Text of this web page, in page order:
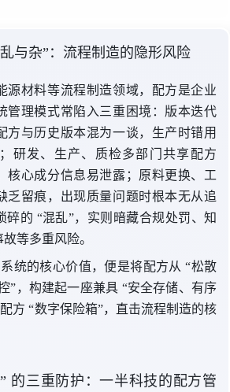
乱与杂”：流程制造的隐形风险
源材料等流程制造领域，配方是企业
管理模式常陷入三重困境：版本迭代
方与历史版本混为一谈，生产时错用
研发、生产、质检多部门共享配方
核心成分信息易泄露；原料更换、工
乏留痕，出现质量问题时根本无从追
碎的 “混乱”，实则暗藏合规处罚、知
等多重风险。
统的核心价值，便是将配方从 “松散
”，构建起一座兼具 “安全存储、有序
配方 “数字保险箱”，直击流程制造的核
” 的三重防护：一半科技的配方管